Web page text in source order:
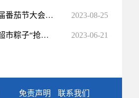
中国罐头工业协会首届番茄节大会展馆做好准备迎接八方客商 2023-08-25
端午临近，州府各大超市粽子“抢鲜”上市 2023-06-21
免责声明
联系我们